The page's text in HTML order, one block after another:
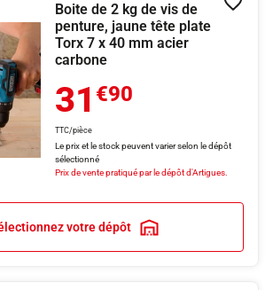
Boite de 2 kg de vis de
penture, jaune tête plate
Torx 7 x 40 mm acier
carbone
31 €90
TTC/pièce
Le prix et le stock peuvent varier selon le dépôt
sélectionné
Prix de vente pratiqué par le dépôt d'Artigues.
votre dépôt